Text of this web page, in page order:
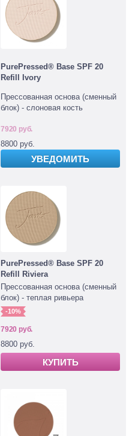
PurePressed® Base SPF 20
Refill Ivory
Прессованная основа (сменный
блок) - слоновая кость
7920 руб.
8800 руб.
УВЕДОМИТЬ
PurePressed® Base SPF 20
Refill Riviera
Прессованная основа (сменный
блок) - теплая ривьера
-10%
7920 руб.
8800 руб.
КУПИТЬ